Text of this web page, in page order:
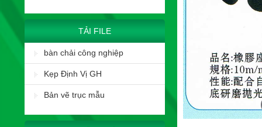
TẢI FILE
bàn chải công nghiệp
Kẹp Định Vị GH
Bản vẽ trục mẫu